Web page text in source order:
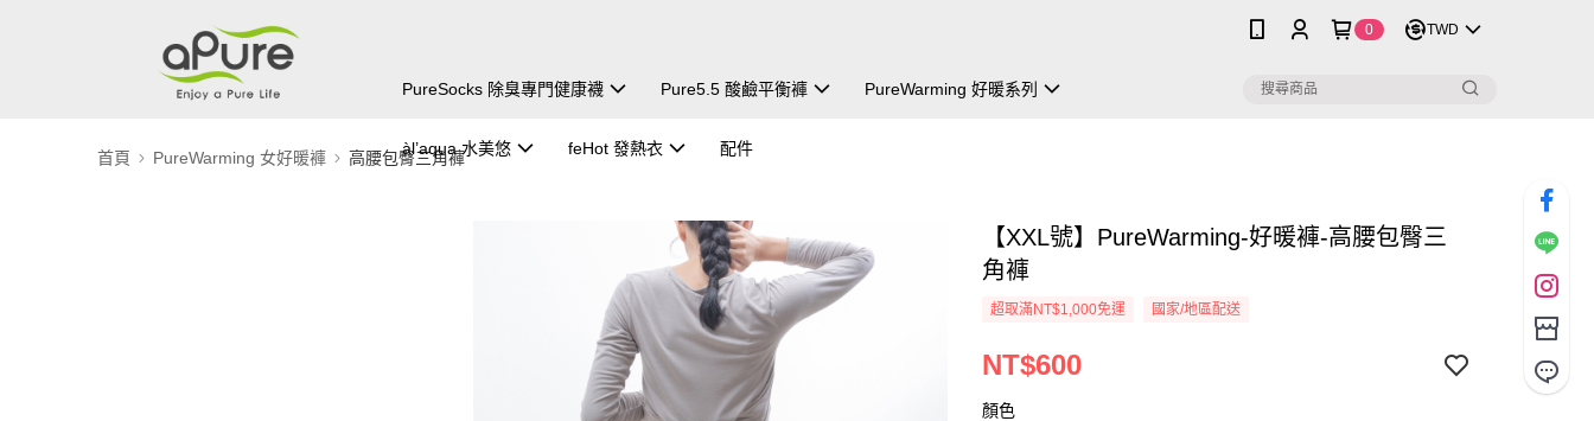
0 TWD
PureSocks 除臭專門健康襪 Pure5.5 酸鹼平衡褲 PureWarming 好暖系列
àl’aqua 水美悠 feHot 發熱衣 配件
首頁 PureWarming 女好暖褲 高腰包臀三角褲
【XXL號】PureWarming-好暖褲-高腰包臀三
角褲
超取滿NT$1,000免運 國家/地區配送
NT$600
顏色